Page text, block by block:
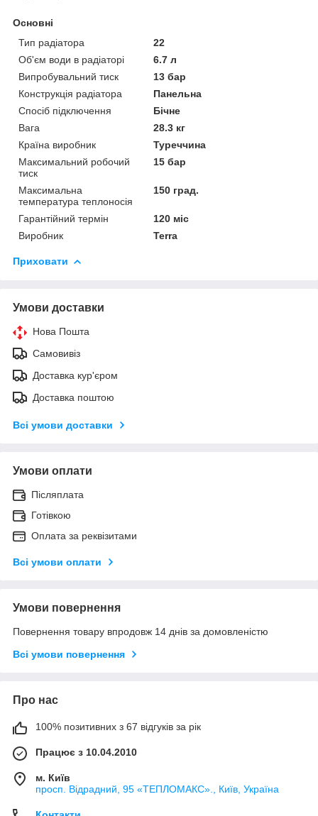
Основні
Тип радіатора
22
Об'єм води в радіаторі
6.7 л
Випробувальний тиск
13 бар
Конструкція радіатора
Панельна
Спосіб підключення
Бічне
Вага
28.3 кг
Країна виробник
Туреччина
Максимальний робочий
тиск
15 бар
Максимальна
температура теплоносія
150 град.
Гарантійний термін
120 міс
Виробник
Terra
Приховати
Умови доставки
Нова Пошта
Самовивіз
Доставка кур'єром
Доставка поштою
Всі умови доставки
Умови оплати
Післяплата
Готівкою
Оплата за реквізитами
Всі умови оплати
Умови повернення
Повернення товару впродовж 14 днів за домовленістю
Всі умови повернення
Про нас
100% позитивних з 67 відгуків за рік
Працює з 10.04.2010
м. Київ
просп. Відрадний, 95 «ТЕПЛОМАКС»., Київ, Україна